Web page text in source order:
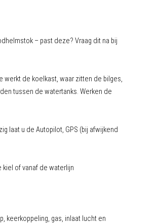
– past deze? Vraag dit na bij
werkt de koelkast, waar zitten de bilges,
tussen de watertanks. Werken de
laat u de Autopilot, GPS (bij afwijkend
of vanaf de waterlijn
keerkoppeling, gas, inlaat lucht en